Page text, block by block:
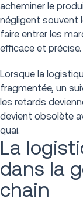
acheminer le
négligent souvent
faire entrer les
efficace et précise.
Lorsque la
fragmentée, un
les retards
devient obsolète
quai.
La
dans la
chain